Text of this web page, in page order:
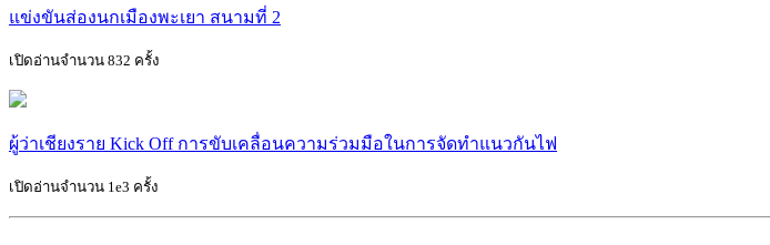
แข่งขันส่องนกเมืองพะเยา สนามที่ 2
เปิดอ่านจำนวน 832 ครั้ง
ผู้ว่าเชียงราย Kick Off การขับเคลื่อนความร่วมมือในการจัดทำแนวกันไฟ
เปิดอ่านจำนวน 1e3 ครั้ง